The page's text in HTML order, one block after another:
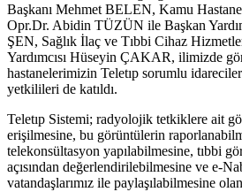
Başkanı Mehmet BELEN, Kamu
Opr.Dr. Abidin TÜZÜN ile Başkan
ŞEN, Sağlık İlaç ve Tıbbi Cihaz
Yardımcısı Hüseyin ÇAKAR, ilimizde
hastanelerimizin Teletıp sorumlu
yetkilileri de katıldı.
Teletıp Sistemi; radyolojik tetkiklere ait
erişilmesine, bu görüntülerin
telekonsültasyon yapılabilmesine, tıbbi
açısından değerlendirilebilmesine ve e-
vatandaşlarımız ile paylaşılabilmesine